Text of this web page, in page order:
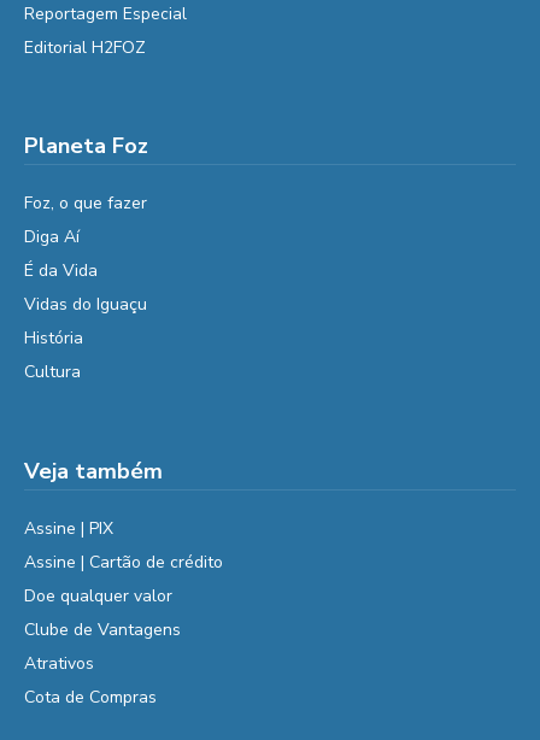
Reportagem Especial
Editorial H2FOZ
Planeta Foz
Foz, o que fazer
Diga Aí
É da Vida
Vidas do Iguaçu
História
Cultura
Veja também
Assine | PIX
Assine | Cartão de crédito
Doe qualquer valor
Clube de Vantagens
Atrativos
Cota de Compras